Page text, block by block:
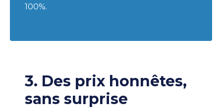
100%.
3. Des prix honnêtes,
sans surprise